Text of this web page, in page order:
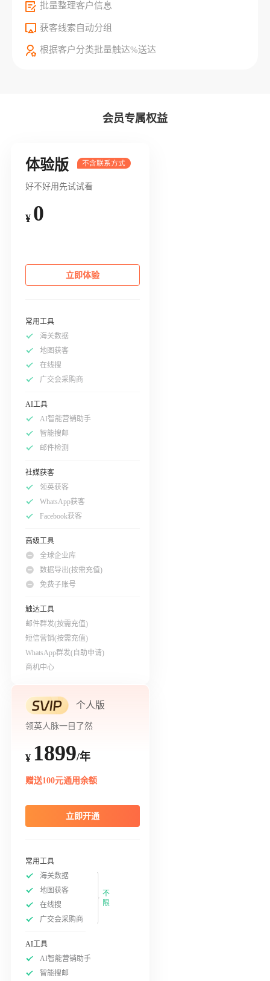
批量整理客户信息
获客线索自动分组
根据客户分类批量触达%送达
会员专属权益
体验版
好不好用先试试看
¥ 0
立即体验
常用工具
海关数据
地图获客
在线搜
广交会采购商
AI工具
AI智能营销助手
智能搜邮
邮件检测
社媒获客
领英获客
WhatsApp获客
Facebook获客
高级工具
全球企业库
数据导出(按需充值)
免费子账号
触达工具
邮件群发(按需充值)
短信营销(按需充值)
WhatsApp群发(自助申请)
商机中心
个人版
领英人脉一目了然
¥ 1899/年
赠送100元通用余额
立即开通
常用工具
海关数据
地图获客
在线搜
广交会采购商
不
限
AI工具
AI智能营销助手
智能搜邮